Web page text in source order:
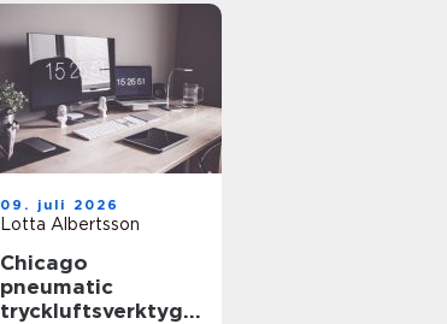
09. juli 2026
Lotta Albertsson
Chicago
pneumatic
tryckluftsverktyg